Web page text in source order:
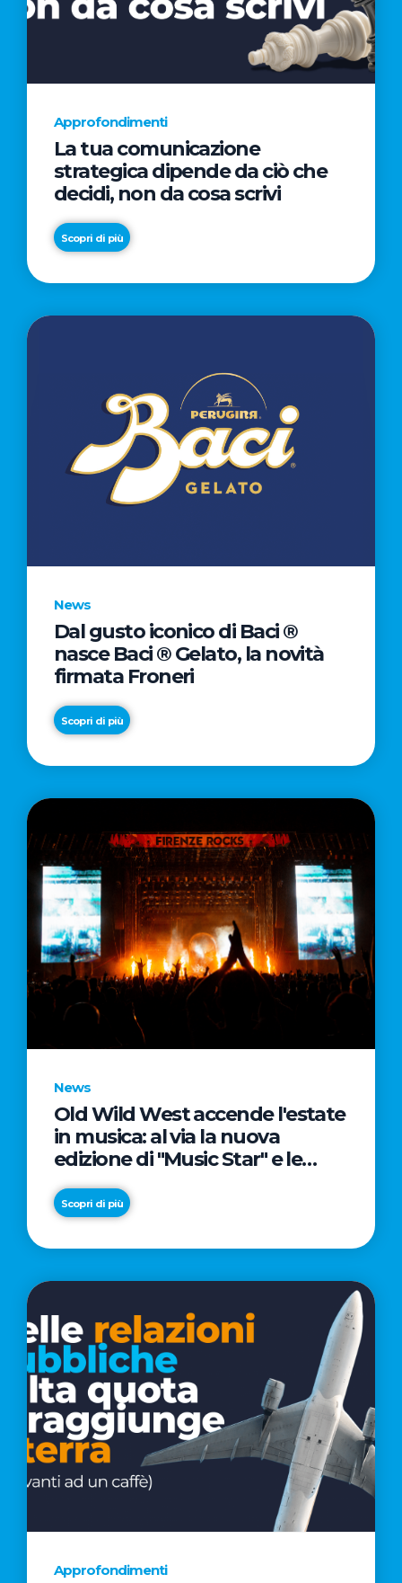
AL
CINEMA
NELLA
CAMPAGNA
REGISTA
PREMIO
OSCAR®
Approfondimenti
La tua comunicazione
strategica dipende da ciò che
decidi, non da cosa scrivi
Scopri di più
News
Dal gusto iconico di Baci ®
nasce Baci ® Gelato, la novità
firmata Froneri
Scopri di più
News
Old Wild West accende l'estate
in musica: al via la nuova
edizione di "Music Star" e le
prestigiose partnership con
Radio Italia e Live Nation
Scopri di più
Approfondimenti